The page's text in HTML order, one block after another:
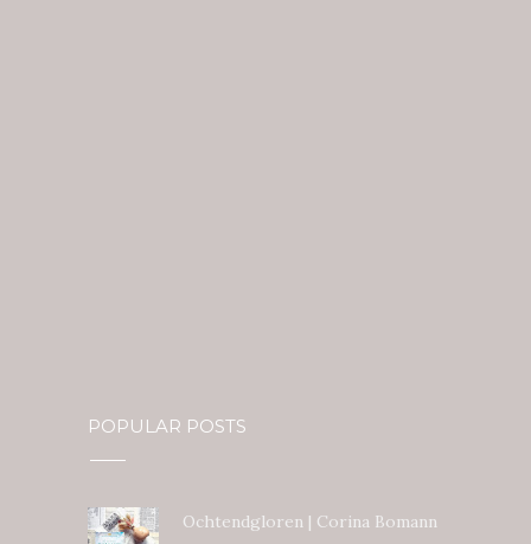
POPULAR POSTS
Ochtendgloren | Corina Bomann